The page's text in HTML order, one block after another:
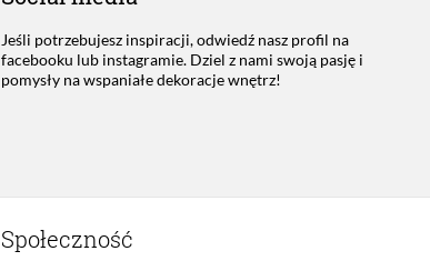
Jeśli potrzebujesz inspiracji, odwiedź nasz profil na
facebooku lub instagramie. Dziel z nami swoją pasję i
pomysły na wspaniałe dekoracje wnętrz!
Społeczność